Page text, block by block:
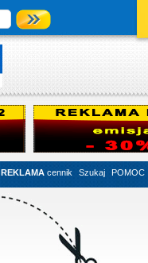
REKLAMA cennik Szukaj POMOC